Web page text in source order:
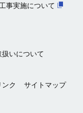
事実施について
いについて
ンク サイトマップ